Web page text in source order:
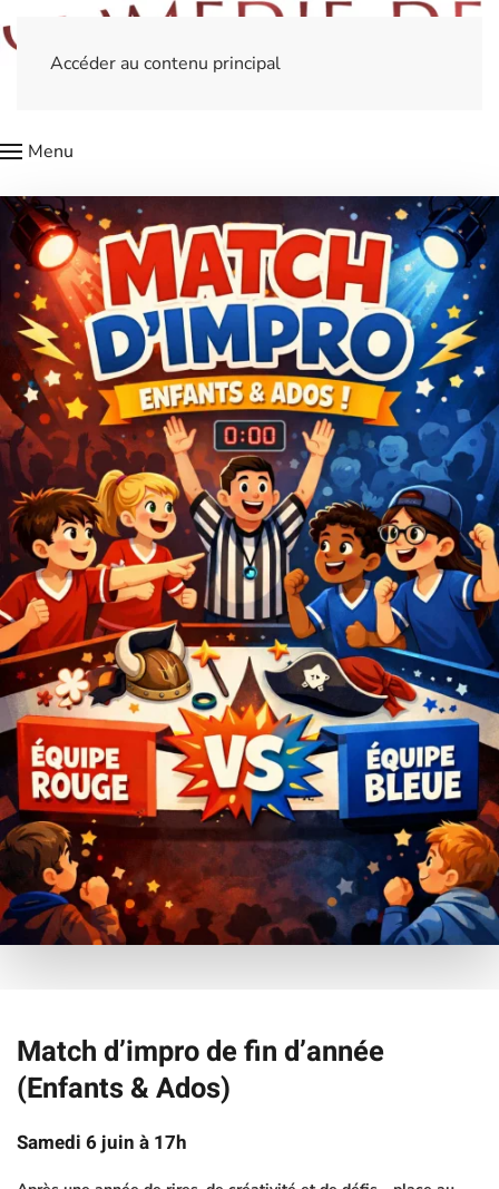
Accéder au contenu principal
Menu
Match d’impro de fin d’année
(Enfants & Ados)
Samedi 6 juin à 17h